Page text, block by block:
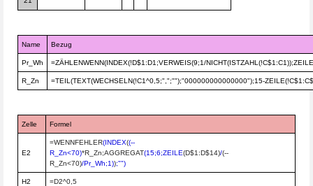
Name Bezug
Pr_Wh =ZÄHLENWENN(INDEX(!D$1:D1;VERWEIS(9;1/
R_Zn =TEIL(TEXT(WECHSELN(!C1^0,5;",";"");"000000000000000");15-
Zelle Formel
E2
=WENNFEHLER(INDEX((--
R_Zn<70)*R_Zn;AGGREGAT(15;6;ZEILE(D$1 :D$14)/(--
R_Zn<70)/Pr_Wh;1));"")
H2 =D2^0,5